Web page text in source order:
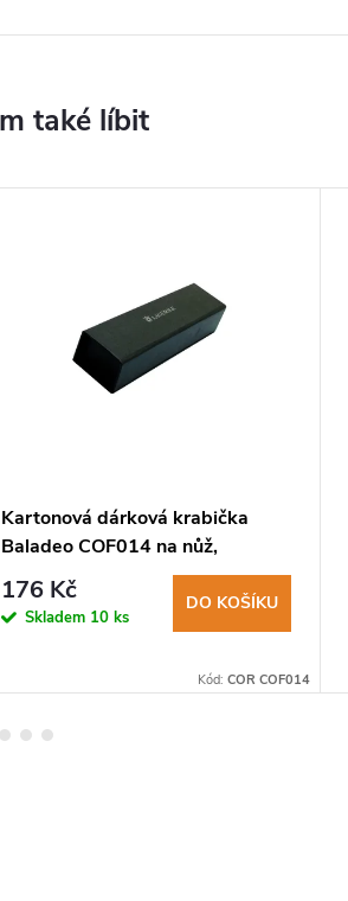
Kartonová dárková krabička
Baladeo COF014 na nůž,
výstelka, logo Laguiole, černá
176 Kč
Skladem 10 ks
DO KOŠÍKU
Kód: COR COF014